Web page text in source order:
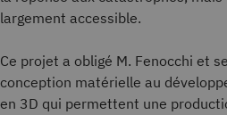
largement accessible.
Ce projet a obligé M. Fenocchi et
conception matérielle au
en 3D qui permettent une